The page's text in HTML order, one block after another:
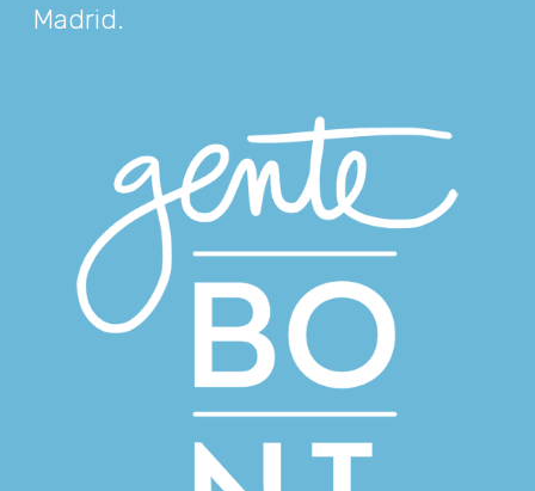
Madrid.